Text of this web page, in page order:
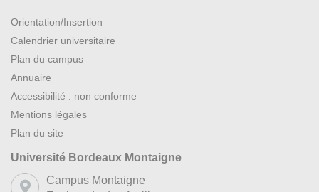
Orientation/Insertion
Calendrier universitaire
Plan du campus
Annuaire
Accessibilité : non conforme
Mentions légales
Plan du site
Université Bordeaux Montaigne
Campus Montaigne